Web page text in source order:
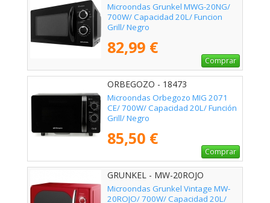
Microondas Grunkel MWG-20NG/
700W/ Capacidad 20L/ Funcion
Grill/ Negro
82,99 €
Comprar
ORBEGOZO - 18473
Microondas Orbegozo MIG 2071
CE/ 700W/ Capacidad 20L/ Función
Grill/ Negro
85,50 €
Comprar
GRUNKEL - MW-20ROJO
Microondas Grunkel Vintage MW-
20ROJO/ 700W/ Capacidad 20L/